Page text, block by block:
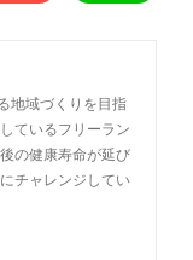
地域づくりを目指
ているフリーラン
の健康寿命が延び
チャレンジしてい